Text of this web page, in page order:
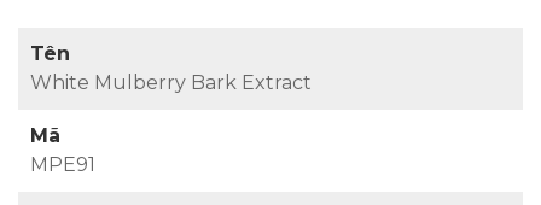
Tên
White Mulberry Bark Extract
Mã
MPE91